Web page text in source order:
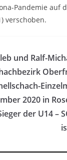
Pandemie auf
verschoben.
und Ralf-
2020 in
der U14 –